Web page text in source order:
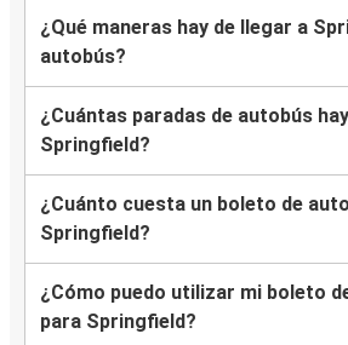
¿Qué maneras hay de llegar a
autobús?
¿Cuántas paradas de autobús
Springfield?
¿Cuánto cuesta un boleto de
Springfield?
¿Cómo puedo utilizar mi boleto
para Springfield?